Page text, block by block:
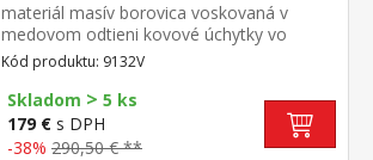
materiál masív borovica voskovaná v
medovom odtieni kovové úchytky vo
farebnom prevedení černená mosadz štyri
zásuvky s kovovými pojazdmi
Kód produktu: 9132V
Skladom > 5 ks
179 € s DPH
-38% 290,50 € **